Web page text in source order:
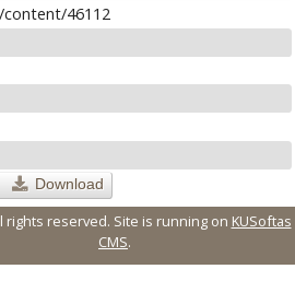
46112
Download
rights reserved. Site is running on KUSoftas
CMS.